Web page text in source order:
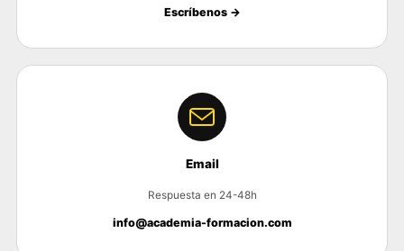
Escríbenos →
Email
Respuesta en 24-48h
info@academia-formacion.com